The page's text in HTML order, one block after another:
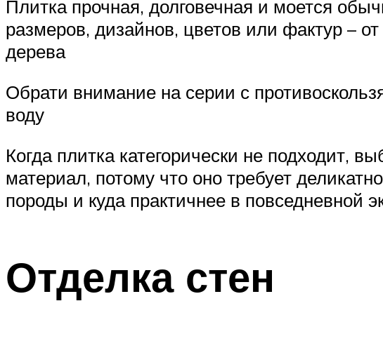
Плитка прочная, долговечная и моется
размеров, дизайнов, цветов или фактур –
дерева
Обрати внимание на серии с
воду
Когда плитка категорически не подходит,
материал, потому что оно требует
породы и куда практичнее в повседневной
Отделка стен